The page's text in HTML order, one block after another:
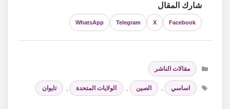
شارك المقال
Facebook
X
Telegram
WhatsApp
التصنيفات
مقالات الناشر
الوسوم
اساسي , الصين , الولايات المتحدة , تايوان